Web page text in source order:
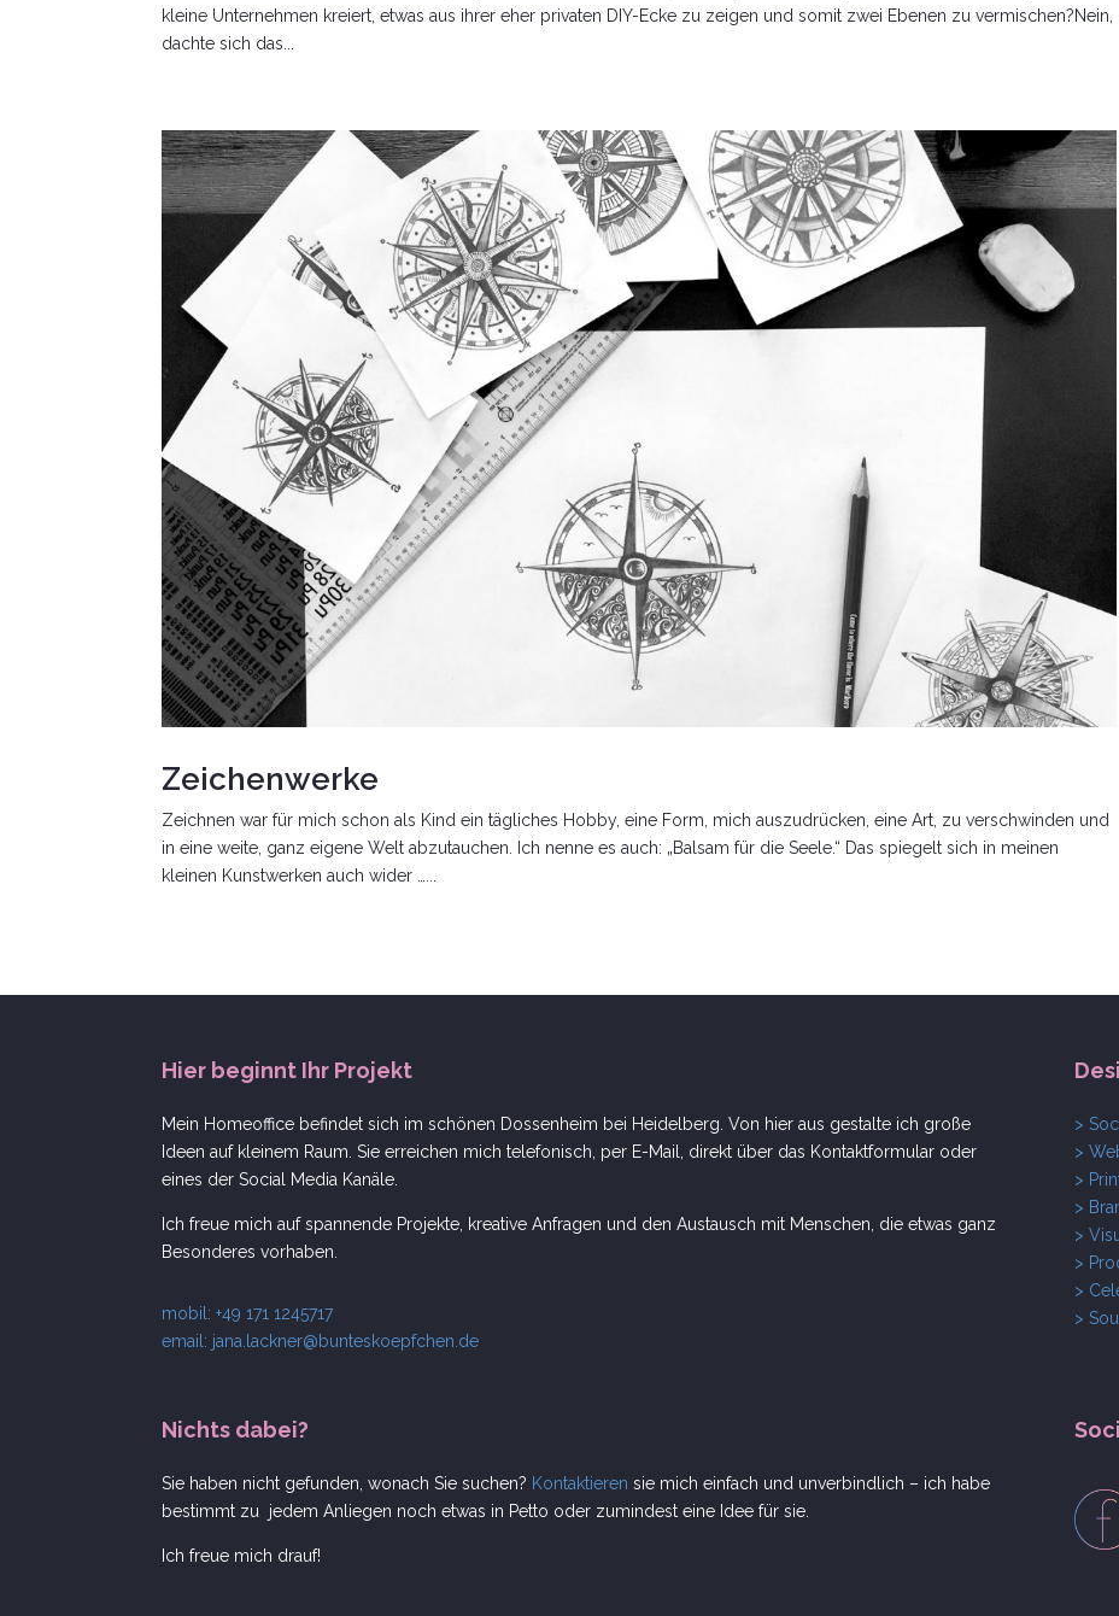
kleine Unternehmen kreiert, etwas aus ihrer eher privaten DIY-Ecke zu zeigen und somit zwei Ebenen zu vermischen?Nein,
dachte sich das...
Zeichenwerke
Zeichnen war für mich schon als Kind ein tägliches Hobby, eine Form, mich auszudrücken, eine Art, zu verschwinden und
in eine weite, ganz eigene Welt abzutauchen. Ich nenne es auch: „Balsam für die Seele.“ Das spiegelt sich in meinen
kleinen Kunstwerken auch wider …...
Hier beginnt Ihr Projekt
Mein Homeoffice befindet sich im schönen Dossenheim bei Heidelberg. Von hier aus gestalte ich große
Ideen auf kleinem Raum. Sie erreichen mich telefonisch, per E-Mail, direkt über das Kontaktformular oder
eines der Social Media Kanäle.
Ich freue mich auf spannende Projekte, kreative Anfragen und den Austausch mit Menschen, die etwas ganz
Besonderes vorhaben.
mobil: +49 171 1245717
email: jana.lackner@bunteskoepfchen.de
>
>
>
>
>
>
>
>
Nichts dabei?
Sie haben nicht gefunden, wonach Sie suchen? Kontaktieren sie mich einfach und unverbindlich – ich habe
bestimmt zu jedem Anliegen noch etwas in Petto oder zumindest eine Idee für sie.
Ich freue mich drauf!